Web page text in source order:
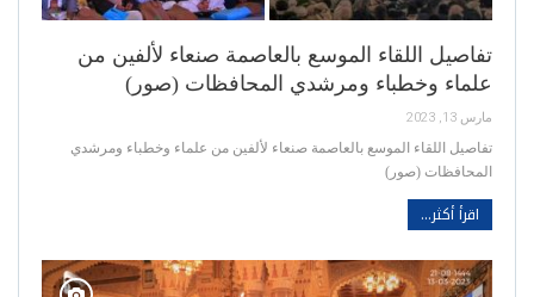
تفاصيل اللقاء الموسع بالعاصمة صنعاء لألفين من
علماء وخطباء ومرشدي المحافظات (صور)
مارس 13, 2023
تفاصيل اللقاء الموسع بالعاصمة صنعاء لألفين من علماء وخطباء ومرشدي
المحافظات (صور)
اقرأ أكثر...